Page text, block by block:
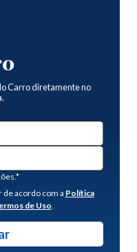
Carro diretamente no
acordo com a Política
de Uso.